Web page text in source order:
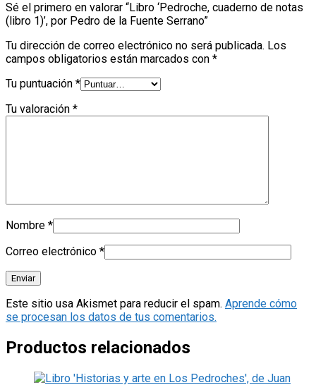
Sé el primero en valorar “Libro ‘Pedroche, cuaderno de notas
(libro 1)’, por Pedro de la Fuente Serrano”
Tu dirección de correo electrónico no será publicada. Los
campos obligatorios están marcados con *
Tu puntuación *
Tu valoración *
Nombre *
Correo electrónico *
Este sitio usa Akismet para reducir el spam. Aprende cómo
se procesan los datos de tus comentarios.
Productos relacionados